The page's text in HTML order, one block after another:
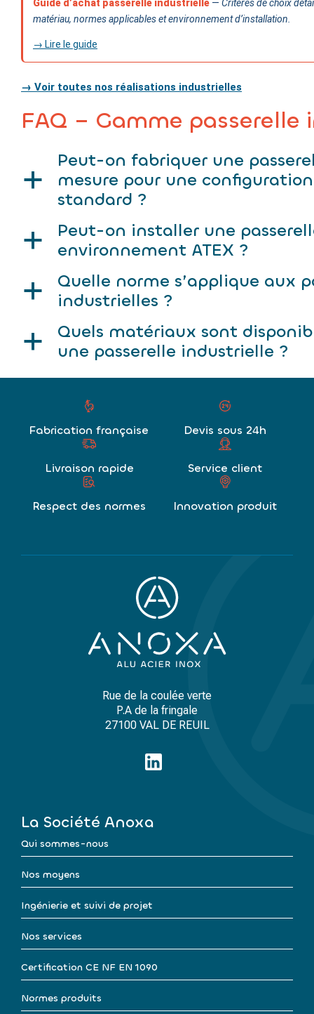
Guide d’achat passerelle industrielle — Critères de choix
matériau, normes applicables et environnement d’installation.
→ Lire le guide
→ Voir toutes nos réalisations industrielles
FAQ – Gamme passerelle
a
Peut-on fabriquer une
mesure pour une
standard ?
a
Peut-on installer une
environnement ATEX ?
a
Quelle norme s’applique aux
industrielles ?
a
Quels matériaux sont
une passerelle industrielle ?
Fabrication française Devis sous 24h
Livraison rapide Service client
Respect des normes Innovation produit
Rue de la coulée verte
P.A de la fringale
27100 VAL DE REUIL
La Société Anoxa
Qui sommes-nous
Nos moyens
Ingénierie et suivi de projet
Nos services
Certification CE NF EN 1090
Normes produits